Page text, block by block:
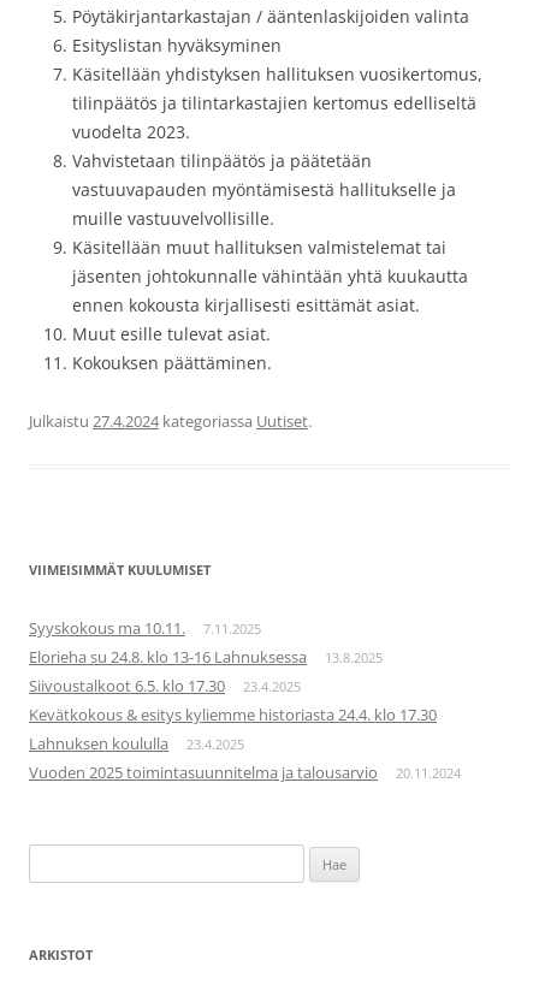
Pöytäkirjantarkastajan / ääntenlaskijoiden valinta
Esityslistan hyväksyminen
Käsitellään yhdistyksen hallituksen vuosikertomus,
tilinpäätös ja tilintarkastajien kertomus edelliseltä
vuodelta 2023.
Vahvistetaan tilinpäätös ja päätetään
vastuuvapauden myöntämisestä hallitukselle ja
muille vastuuvelvollisille.
Käsitellään muut hallituksen valmistelemat tai
jäsenten johtokunnalle vähintään yhtä kuukautta
ennen kokousta kirjallisesti esittämät asiat.
Muut esille tulevat asiat.
Kokouksen päättäminen.
Julkaistu 27.4.2024kategoriassa Uutiset.
VIIMEISIMMÄT KUULUMISET
Syyskokous ma 10.11. 7.11.2025
Elorieha su 24.8. klo 13-16 Lahnuksessa 13.8.2025
Siivoustalkoot 6.5. klo 17.30 23.4.2025
Kevätkokous & esitys kyliemme historiasta 24.4. klo 17.30
Lahnuksen koululla
23.4.2025
Vuoden 2025 toimintasuunnitelma ja talousarvio 20.11.2024
ARKISTOT